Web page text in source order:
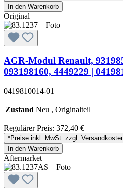
In den Warenkorb
Original
AGR-Modul Renault,
093198160, 4449229 |
0419810014-01
Zustand Neu , Originalteil
Regulärer Preis: 372,40 €
*Preise inkl. MwSt. zzgl.
In den Warenkorb
Aftermarket